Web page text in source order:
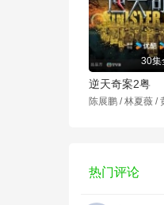
30集
逆天奇案2粤
热门评论